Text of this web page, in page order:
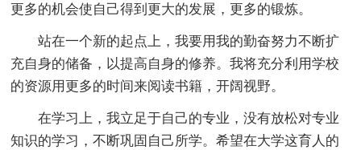
更多的机会使自己得到更大的发展，更多的锻炼。
站在一个新的起点上，我要用我的勤奋努力不断扩
充自身的储备，以提高自身的修养。我将充分利用学校
的资源用更多的时间来阅读书籍，开阔视野。
在学习上，我立足于自己的专业，没有放松对专业
知识的学习，不断巩固自己所学。希望在大学这育人的